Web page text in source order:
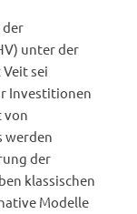
der
unter der
sei
Investitionen
von
werden
der
klassischen
Modelle